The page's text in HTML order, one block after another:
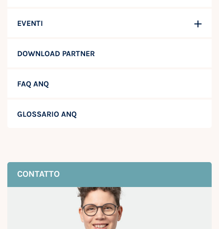
EVENTI
DOWNLOAD PARTNER
FAQ ANQ
GLOSSARIO ANQ
CONTATTO